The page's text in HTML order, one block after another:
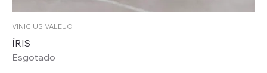
VINICIUS VALEJO
ÍRIS
Esgotado